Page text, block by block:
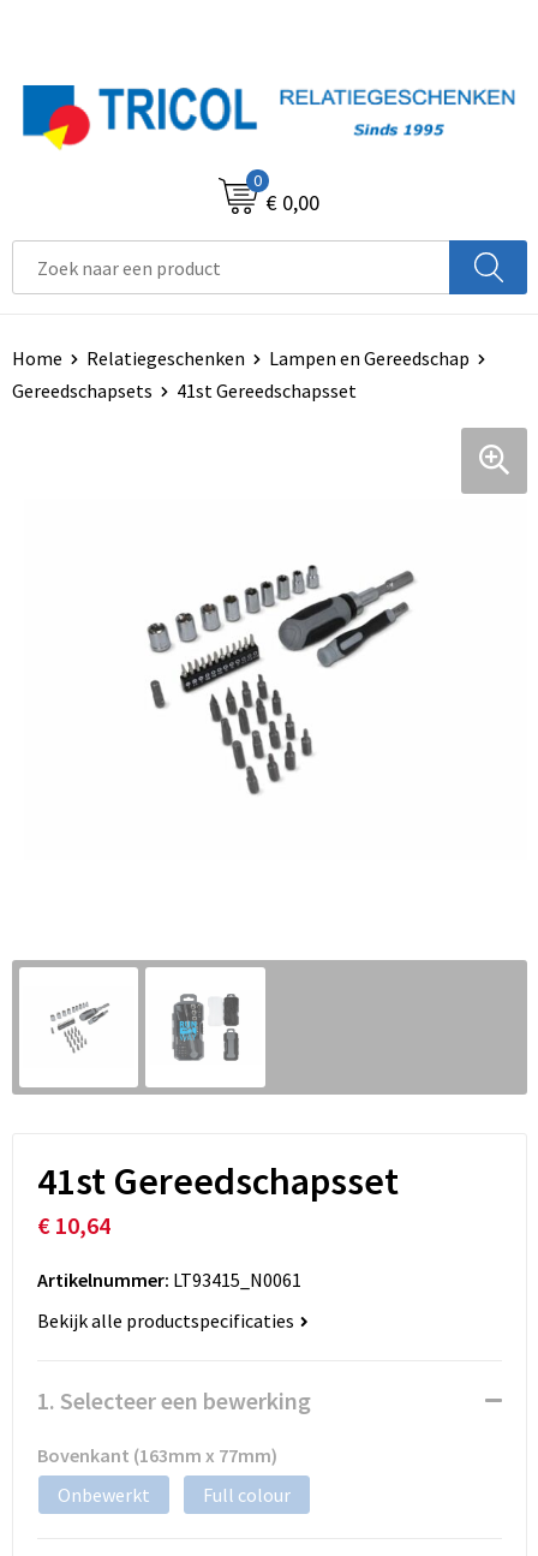
0
€ 0,00
Home Relatiegeschenken
Lampen en Gereedschap
Gereedschapsets
41st Gereedschapsset
41st Gereedschapsset
€ 10,64
Artikelnummer: LT93415_N0061
Bekijk alle productspecificaties
1. Selecteer een bewerking
Bovenkant (163mm x 77mm)
Onbewerkt
Full colour